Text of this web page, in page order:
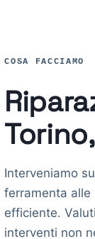
COSA FACCIAMO
Interveniamo
ferramenta alle
efficiente.
interventi non